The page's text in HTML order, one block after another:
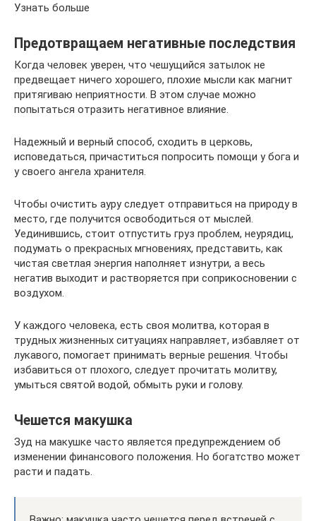
Узнать больше
Предотвращаем негативные последствия
Когда человек уверен, что чешущийся затылок не
предвещает ничего хорошего, плохие мысли как магнит
притягиваю неприятности. В этом случае можно
попытаться отразить негативное влияние.
Надежный и верный способ, сходить в церковь,
исповедаться, причаститься попросить помощи у бога и
у своего ангела хранителя.
Чтобы очистить ауру следует отправиться на природу в
место, где получится освободиться от мыслей.
Уединившись, стоит отпустить груз проблем, неурядиц,
подумать о прекрасных мгновениях, представить, как
чистая светлая энергия наполняет изнутри, а весь
негатив выходит и растворяется при соприкосновении с
воздухом.
У каждого человека, есть своя молитва, которая в
трудных жизненных ситуациях направляет, избавляет от
лукавого, помогает принимать верные решения. Чтобы
избавиться от плохого, следует прочитать молитву,
умыться святой водой, обмыть руки и голову.
Чешется макушка
Зуд на макушке часто является предупреждением об
изменении финансового положения. Но богатство может
расти и падать.